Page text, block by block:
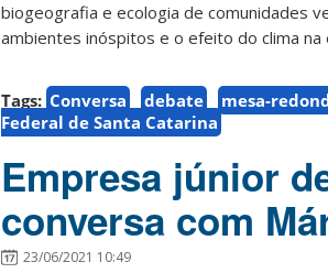
biogeografia e ecologia de comunidades
ambientes inóspitos e o efeito do clima
Tags: Conversa debate mesa-
Federal de Santa Catarina
Empresa júnior
conversa com
23/06/2021 10:49